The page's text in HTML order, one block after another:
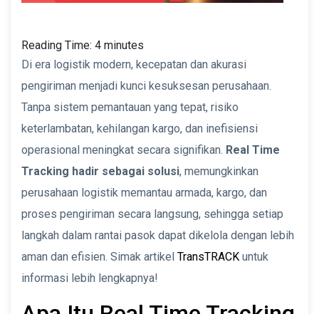
Reading Time: 4 minutes
Di era logistik modern, kecepatan dan akurasi
pengiriman menjadi kunci kesuksesan perusahaan.
Tanpa sistem pemantauan yang tepat, risiko
keterlambatan, kehilangan kargo, dan inefisiensi
operasional meningkat secara signifikan. Real Time
Tracking hadir sebagai solusi, memungkinkan
perusahaan logistik memantau armada, kargo, dan
proses pengiriman secara langsung, sehingga setiap
langkah dalam rantai pasok dapat dikelola dengan lebih
aman dan efisien. Simak artikel TransTRACK untuk
informasi lebih lengkapnya!